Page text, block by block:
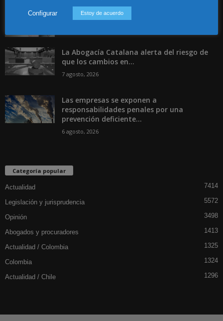
es el referente en derecho...
La Abogacía Catalana alerta del riesgo de
que los cambios en...
7 agosto, 2026
Las empresas se exponen a
responsabilidades penales por una
prevención deficiente...
6 agosto, 2026
Categoría popular
Actualidad 7414
Legislación y jurisprudencia 5572
Opinión 3498
Abogados y procuradores 1413
Actualidad / Colombia 1325
Colombia 1324
Actualidad / Chile 1296
Configurar Estoy de acuerdo